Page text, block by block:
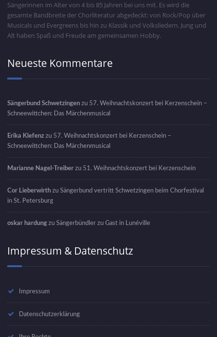
Sängerinnen im Alter von 4 bis 85 Jahren bei uns mit. Es wird die
gesamte Bandbreite der Chorliteratur abgedeckt: von Rock/Pop über
Musicals und Evergreens bis hin zu Klassik und Volksliedern. Jung und
Alt haben Spaß und Freude am gemeinsamen Hobby.
Neueste Kommentare
Sängerbund Schwetzingen zu 57. Weihnachtskonzert bei Kerzenschein –
Schneewittchen: Das Märchenmusical
Erika Klefenz zu 57. Weihnachtskonzert bei Kerzenschein –
Schneewittchen: Das Märchenmusical
Marianne Nagel-Treiber zu 51. Weihnachtskonzert bei Kerzenschein
Cor Lieberwirth zu Sängerbund vertritt Schwetzingen beim Chorfestival
in St. Petersburg
oskar hardung zu Sängerbündler zu Gast in Lunéville
Impressum & Datenschutz
Impressum
Datenschutzerklärung